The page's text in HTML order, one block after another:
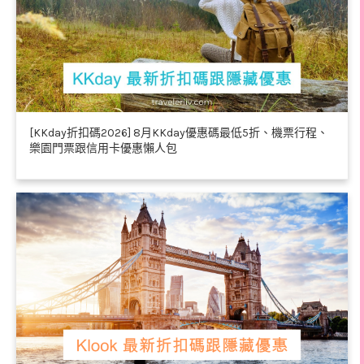
[KKday折扣碼2026] 8月KKday優惠碼最低5折、機票行程、
樂園門票跟信用卡優惠懶人包